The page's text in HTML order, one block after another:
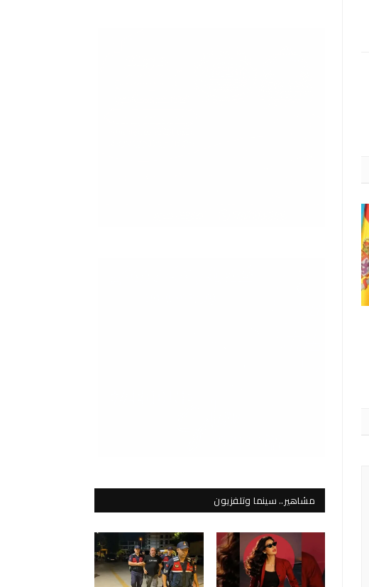
مشاهير.. سينما وتلفزيون